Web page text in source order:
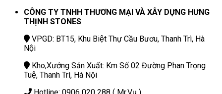
CÔNG TY TNHH THƯƠNG MẠI VÀ XÂY DỰNG HƯNG
THỊNH STONES
VPGD: BT15, Khu Biệt Thự Cầu Bươu, Thanh Trì, Hà
Nội
Kho,Xưởng Sản Xuất: Km Số 02 Đường Phan Trọng
Tuệ, Thanh Trì, Hà Nội